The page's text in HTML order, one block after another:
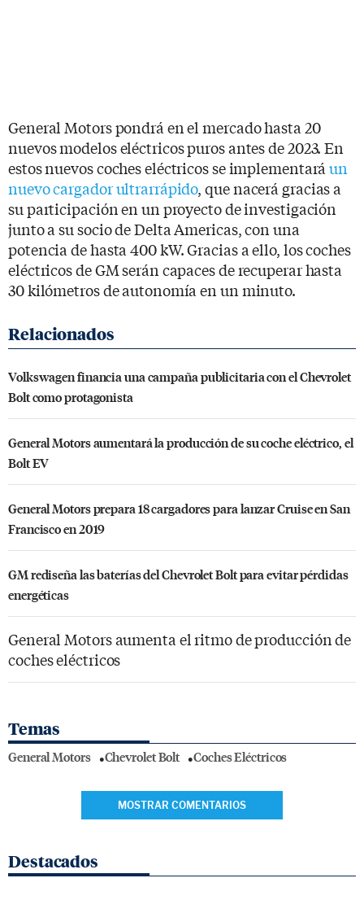
General Motors pondrá en el mercado hasta 20
nuevos modelos eléctricos puros antes de 2023. En
estos nuevos coches eléctricos se implementaráun
nuevo cargador ultrarrápido, que nacerá gracias a
su participación en un proyecto de investigación
junto a su socio de Delta Americas, con una
potencia de hasta 400 kW. Gracias a ello, los coches
eléctricos de GM serán capaces de recuperar hasta
30 kilómetros de autonomía en un minuto.
Volkswagen financia una campaña publicitaria con el Chevrolet
Bolt como protagonista
General Motors aumentará la producción de su coche eléctrico, el
Bolt EV
General Motors prepara 18 cargadores para lanzar Cruise en San
Francisco en 2019
GM rediseña las baterías del Chevrolet Bolt para evitar pérdidas
energéticas
General Motors aumenta el ritmo de producción de
coches eléctricos
Temas
General Motors Chevrolet Bolt Coches Eléctricos
MOSTRAR COMENTARIOS
Destacados